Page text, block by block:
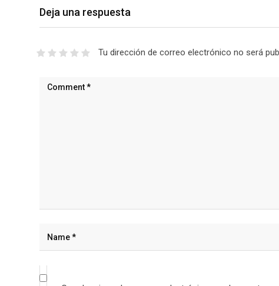
Deja una respuesta
Tu dirección de correo electrónico no será